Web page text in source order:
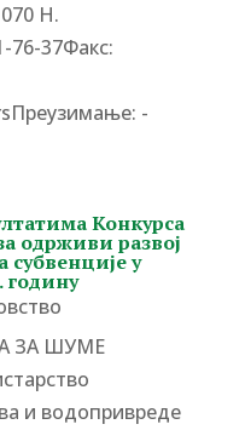
Н.
76-37Факс:
-
Конкурса
одрживи развој
субвенције у
годину
ЗА ШУМЕ
и водопривреде